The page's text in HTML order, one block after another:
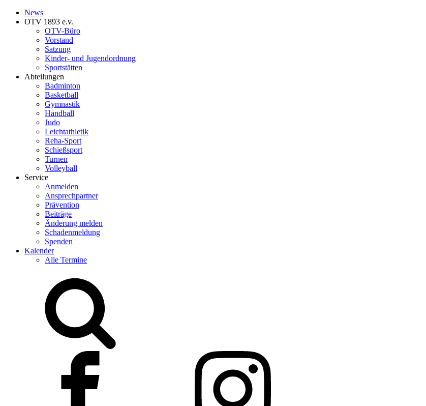
News
OTV 1893 e.v.
OTV-Büro
Vorstand
Satzung
Kinder- und Jugendordnung
Sportstätten
Abteilungen
Badminton
Basketball
Gymnastik
Handball
Judo
Leichtathletik
Reha-Sport
Schießsport
Turnen
Volleyball
Service
Anmelden
Ansprechpartner
Prävention
Beiträge
Änderung melden
Schadenmeldung
Spenden
Kalender
Alle Termine